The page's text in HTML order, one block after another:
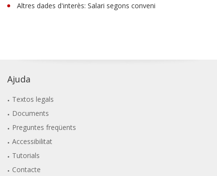
Altres dades d'interès: Salari segons conveni
Ajuda
Textos legals
Documents
Preguntes freqüents
Accessibilitat
Tutorials
Contacte